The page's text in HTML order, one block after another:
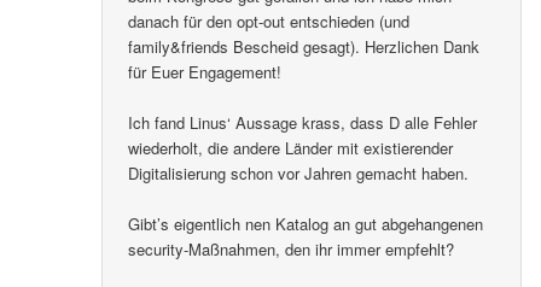
danach für den opt-out entschieden (und
family&friends Bescheid gesagt). Herzlichen Dank
für Euer Engagement!
Ich fand Linus‘ Aussage krass, dass D alle Fehler
wiederholt, die andere Länder mit existierender
Digitalisierung schon vor Jahren gemacht haben.
Gibt’s eigentlich nen Katalog an gut abgehangenen
security-Maßnahmen, den ihr immer empfehlt?